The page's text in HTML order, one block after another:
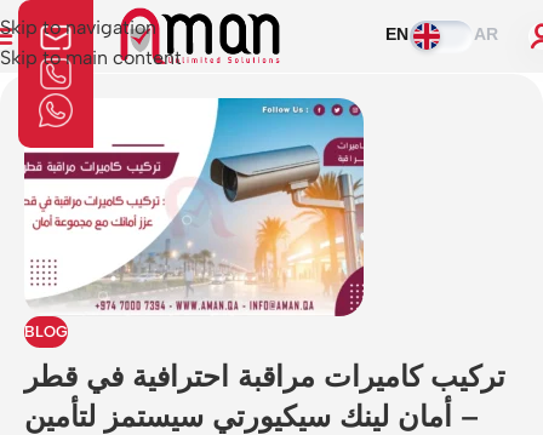
Skip to navigation
Skip to main content
EN AR
BLOG
تركيب كاميرات مراقبة احترافية في قطر
– أمان لينك سيكيورتي سيستمز لتأمين